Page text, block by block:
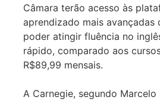
Câmara terão acesso às
aprendizado mais avançadas
poder atingir fluência no
rápido, comparado aos
R$89,99 mensais.
A Carnegie, segundo Marcelo